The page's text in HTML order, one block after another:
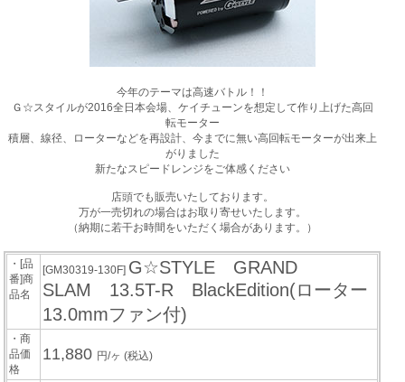
今年のテーマは高速バトル！！
Ｇ☆スタイルが2016全日本会場、ケイチューンを想定して作り上げた高回
転モーター
積層、線径、ローターなどを再設計、今までに無い高回転モーターが出来上
がりました
新たなスピードレンジをご体感ください
店頭でも販売いたしております。
万が一売切れの場合はお取り寄せいたします。
（納期に若干お時間をいただく場合があります。）
・[品
番]商
品名
[GM30319-130F] G☆STYLE GRAND
SLAM 13.5T-R BlackEdition(ローター
13.0mmファン付)
・商
品価
格
11,880 円/ヶ(税込)